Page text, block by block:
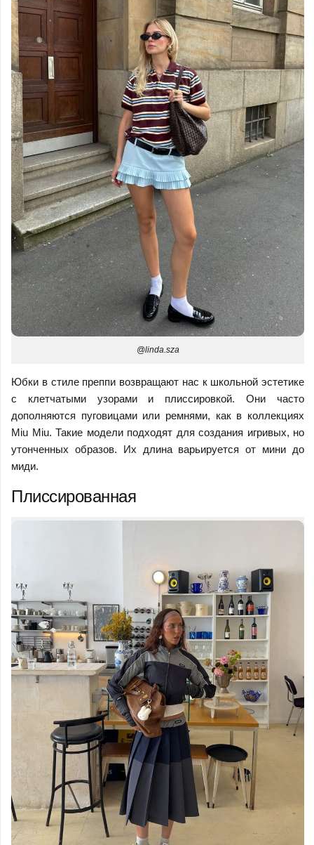
@linda.sza
Юбки в стиле преппи возвращают нас к школьной эстетике
с клетчатыми узорами и плиссировкой. Они часто
дополняются пуговицами или ремнями, как в коллекциях
Miu Miu. Такие модели подходят для создания игривых, но
утонченных образов. Их длина варьируется от мини до
миди.
Плиссированная